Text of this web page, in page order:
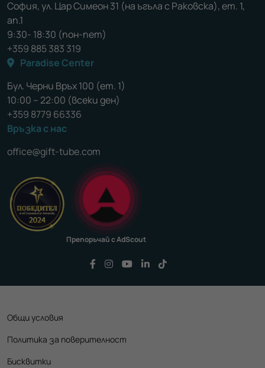
София, ул. Цар Симеон 31 (на ъгъла с Раковска), ет. 1,
ап.1
9:30- 18:30 (пон-пет)
+359 885 383 319
Paradise Center
Бул. Черни Връх 100 (ет. 1)
10:00 – 22:00 (всеки ден)
+359 8779 66336
Връзка с нас
office@gift-tube.com
Препоръчай с AdScout
Последвайте ни във Facebook
Последвайте ни във Instagram
Последвайте ни във
Последвайте ни във
Общи условия
Политика за поверителност
Бисквитки